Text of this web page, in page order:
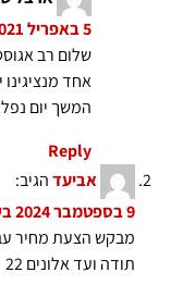
5 באפריל 2021 בשעה 12:51
שלום רב
אחד
המשך יום
Reply
אביעדהגיב:
9 בספטמבר 2024 בשעה 14:39
מבקש הצעת מחיר
תודה ועד אלונים 22